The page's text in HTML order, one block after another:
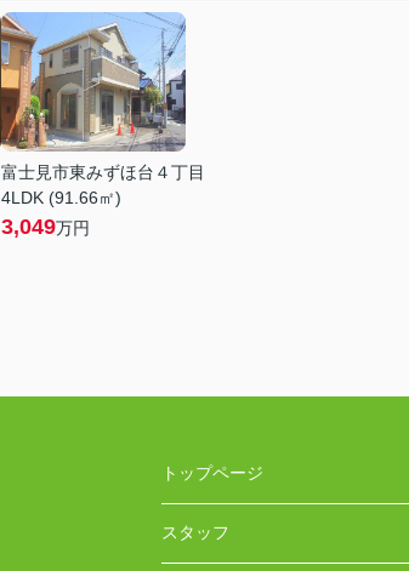
富士見市東みずほ台４丁目
4LDK (91.66㎡)
3,049万円
トップページ
スタッフ